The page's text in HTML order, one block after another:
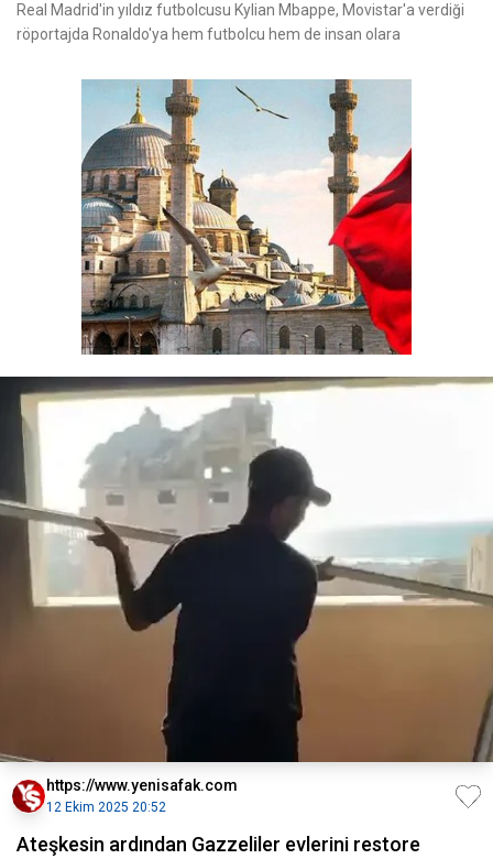
Real Madrid'in yıldız futbolcusu Kylian Mbappe, Movistar'a verdiği
röportajda Ronaldo'ya hem futbolcu hem de insan olara
https://www.yenisafak.com
12 Ekim 2025 20:52
Ateşkesin ardından Gazzeliler evlerini restore